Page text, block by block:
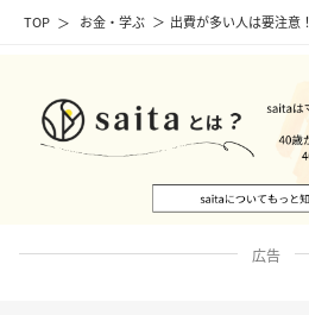
TOP お金・学ぶ 出費が多い人は要注意
広告